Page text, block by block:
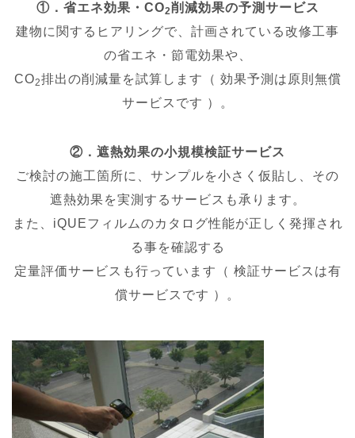
①．省エネ効果・CO2削減効果の予測サービス
建物に関するヒアリングで、計画されている改修工事
の省エネ・節電効果や、
CO2排出の削減量を試算します（ 効果予測は原則無償
サービスです ）。
②．遮熱効果の小規模検証サービス
ご検討の施工箇所に、サンプルを小さく仮貼し、その
遮熱効果を実測するサービスも承ります。
また、iQUEフィルムのカタログ性能が正しく発揮され
る事を確認する
定量評価サービスも行っています（ 検証サービスは有
償サービスです ）。